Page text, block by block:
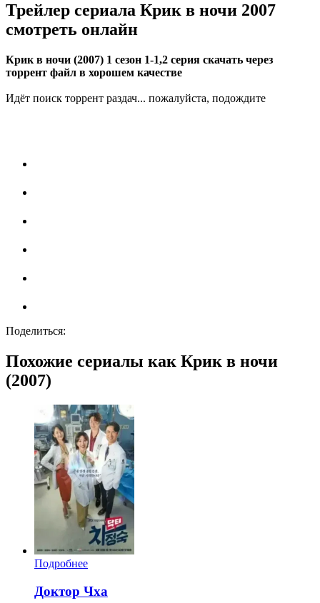
Трейлер сериала Крик в ночи 2007
смотреть онлайн
Крик в ночи (2007) 1 сезон 1-1,2 серия скачать через
торрент файл в хорошем качестве
Идёт поиск торрент раздач... пожалуйста, подождите
Поделиться:
Похожие сериалы как Крик в ночи
(2007)
Подробнее
Доктор Чха